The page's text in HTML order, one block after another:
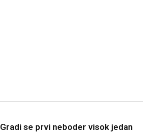
Gradi se prvi neboder visok jedan